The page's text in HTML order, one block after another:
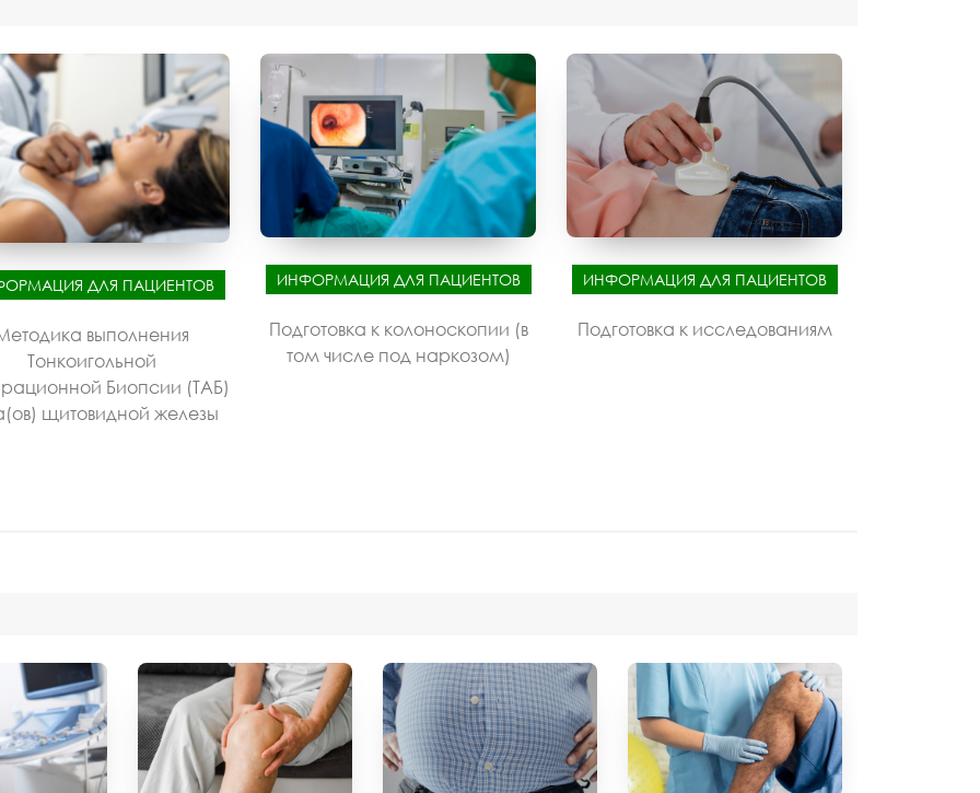
ДЛЯ ПАЦИЕНТОВ
выполнения
Тонкоигольной
Биопсии (ТАБ)
щитовидной железы
ИНФОРМАЦИЯ ДЛЯ ПАЦИЕНТОВ
Подготовка к колоноскопии (в
том числе под наркозом)
ИНФОРМАЦИЯ ДЛЯ ПАЦИЕНТОВ
Подготовка к исследованиям